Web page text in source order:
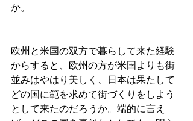
か。
欧州と米国の双方で暮らして来た経験
からすると、欧州の方が米国よりも街
並みはやはり美しく、日本は果たして
どの国に範を求めて街づくりをしよう
として来たのだろうか。端的に言え